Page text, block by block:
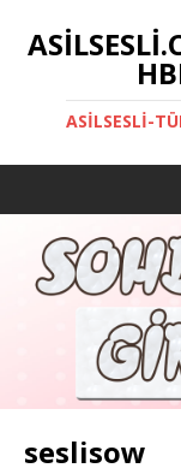
ASILSESLI-
seslisow